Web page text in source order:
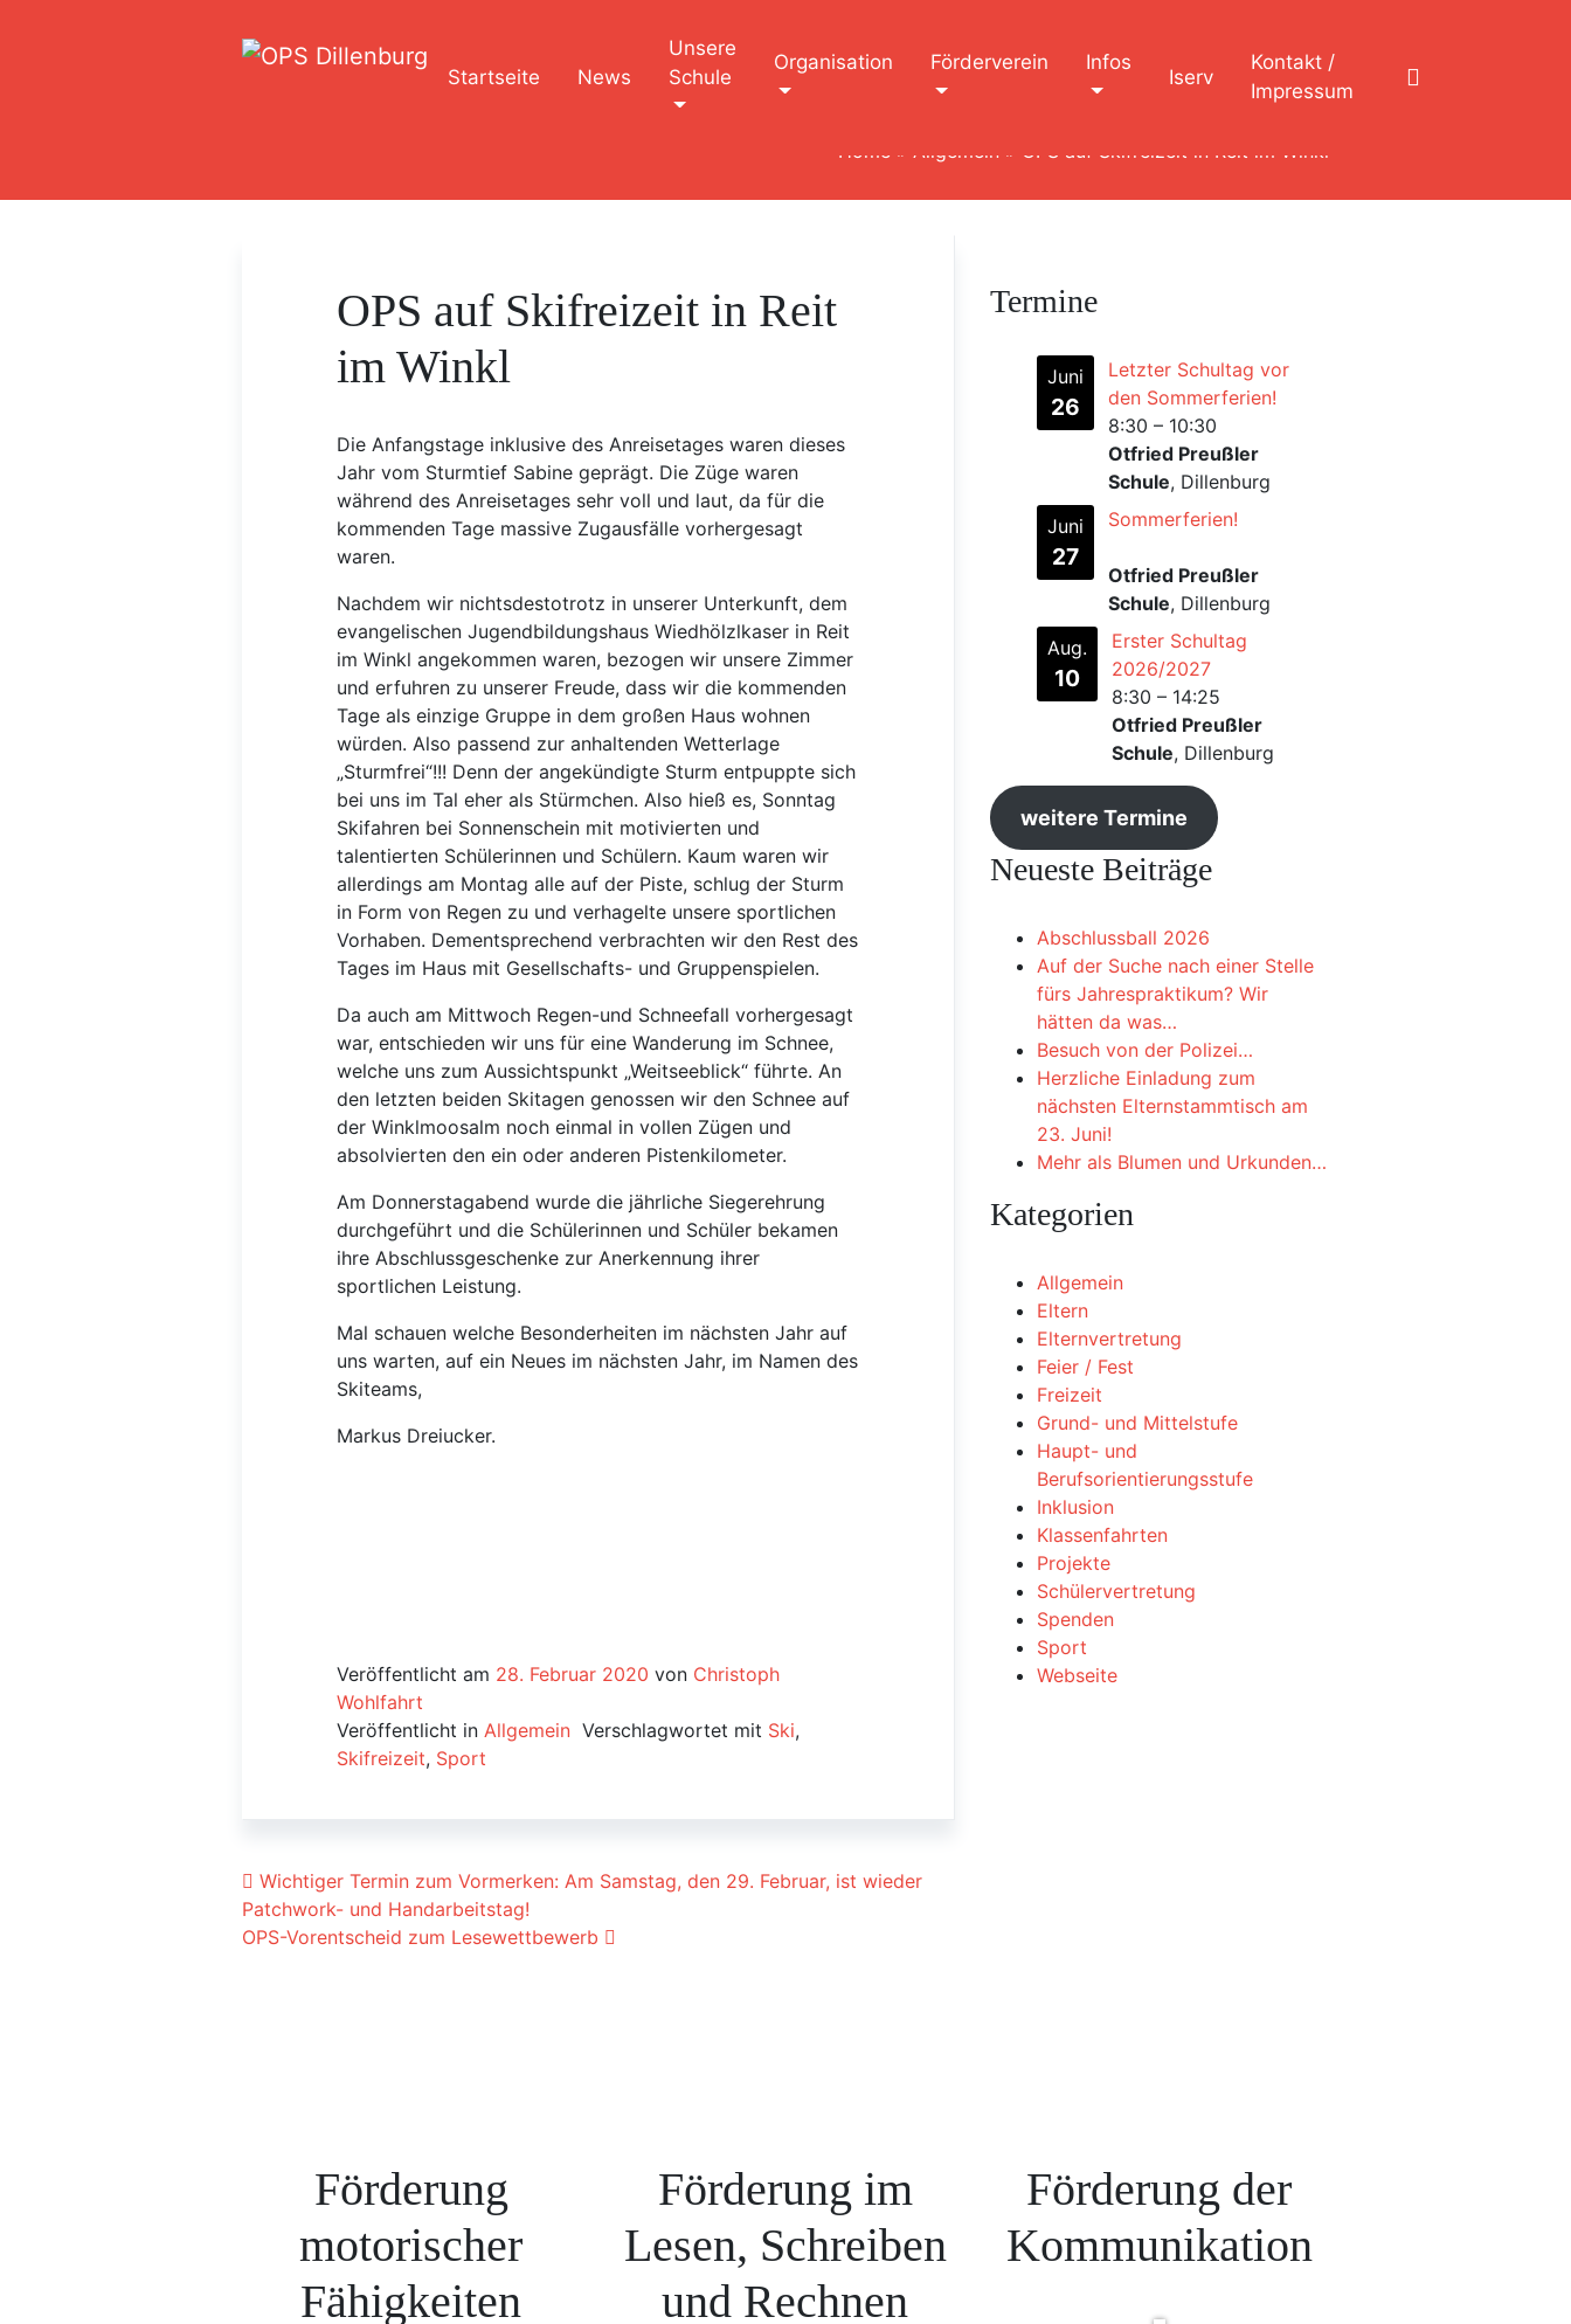
Startseite News
Unsere
Schule
Organisation Förderverein Infos
Iserv
Kontakt /
Impressum
Home » Allgemein » OPS auf Skifreizeit in Reit im Winkl
OPS auf Skifreizeit in Reit
im Winkl
Die Anfangstage inklusive des Anreisetages waren dieses
Jahr vom Sturmtief Sabine geprägt. Die Züge waren
während des Anreisetages sehr voll und laut, da für die
kommenden Tage massive Zugausfälle vorhergesagt
waren.
Nachdem wir nichtsdestotrotz in unserer Unterkunft, dem
evangelischen Jugendbildungshaus Wiedhölzlkaser in Reit
im Winkl angekommen waren, bezogen wir unsere Zimmer
und erfuhren zu unserer Freude, dass wir die kommenden
Tage als einzige Gruppe in dem großen Haus wohnen
würden. Also passend zur anhaltenden Wetterlage
„Sturmfrei“!!! Denn der angekündigte Sturm entpuppte sich
bei uns im Tal eher als Stürmchen. Also hieß es, Sonntag
Skifahren bei Sonnenschein mit motivierten und
talentierten Schülerinnen und Schülern. Kaum waren wir
allerdings am Montag alle auf der Piste, schlug der Sturm
in Form von Regen zu und verhagelte unsere sportlichen
Vorhaben. Dementsprechend verbrachten wir den Rest des
Tages im Haus mit Gesellschafts- und Gruppenspielen.
Da auch am Mittwoch Regen-und Schneefall vorhergesagt
war, entschieden wir uns für eine Wanderung im Schnee,
welche uns zum Aussichtspunkt „Weitseeblick“ führte. An
den letzten beiden Skitagen genossen wir den Schnee auf
der Winklmoosalm noch einmal in vollen Zügen und
absolvierten den ein oder anderen Pistenkilometer.
Am Donnerstagabend wurde die jährliche Siegerehrung
durchgeführt und die Schülerinnen und Schüler bekamen
ihre Abschlussgeschenke zur Anerkennung ihrer
sportlichen Leistung.
Mal schauen welche Besonderheiten im nächsten Jahr auf
uns warten, auf ein Neues im nächsten Jahr, im Namen des
Skiteams,
Markus Dreiucker.
Veröffentlicht am 28. Februar 2020 von Christoph
Wohlfahrt
Veröffentlicht in Allgemein Verschlagwortet mit Ski,
Skifreizeit, Sport
Beitrags-Navigation
Wichtiger Termin zum Vormerken: Am Samstag, den 29. Februar, ist wieder
Patchwork- und Handarbeitstag!
OPS-Vorentscheid zum Lesewettbewerb
Termine
Juni
26
Letzter Schultag vor
den Sommerferien!
8:30 – 10:30
Otfried Preußler
Schule, Dillenburg
Juni
27
Sommerferien!
Otfried Preußler
Schule, Dillenburg
Aug.
10
Erster Schultag
2026/2027
8:30 – 14:25
Otfried Preußler
Schule, Dillenburg
weitere Termine
Neueste Beiträge
Abschlussball 2026
Auf der Suche nach einer Stelle
fürs Jahrespraktikum? Wir
hätten da was…
Besuch von der Polizei…
Herzliche Einladung zum
nächsten Elternstammtisch am
23. Juni!
Mehr als Blumen und Urkunden…
Kategorien
Allgemein
Eltern
Elternvertretung
Feier / Fest
Freizeit
Grund- und Mittelstufe
Haupt- und
Berufsorientierungsstufe
Inklusion
Klassenfahrten
Projekte
Schülervertretung
Spenden
Sport
Webseite
Förderung
motorischer
Fähigkeiten
Förderung im
Lesen, Schreiben
und Rechnen
Förderung der
Kommunikation